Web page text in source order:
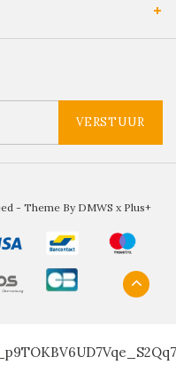
VERSTUUR
- Theme By DMWS x Plus+